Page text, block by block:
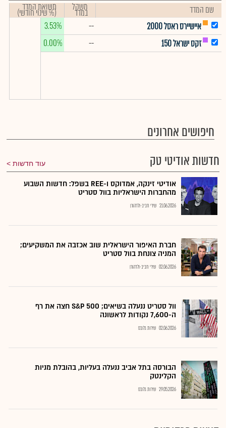
שם המדד משקל
במדד תשואת המדד
(% שינוי חודשי)
איישיירס ראסל 2000
--
3.53%
זקס ישראל 150
--
0.00%
חיפושים אחרונים
חדשות אודיטי טק
עוד חדשות
אודיטי זינקה, אמדוקס ו-REE בשפל: חדשות השבוע
מהחברות הישראליות בוול סטריט
21.06.2026 שירי חביב-ולדהורן
חברת האיפור הישראלית שוב אכזבה את המשקיעים;
המניה צונחת בוול סטריט
02.06.2026 שירי חביב-ולדהורן
וול סטריט ננעלה בשיאים; S&P 500 חצה את רף
ה-7,600 נקודות לראשונה
02.06.2026 שירות גלובס
הבורסה בתל אביב ננעלה בעליות, בהובלת מניות
הקלינטק
29.05.2026 שירות גלובס